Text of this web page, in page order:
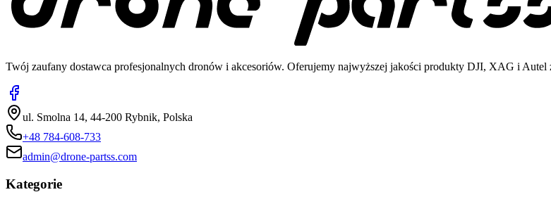
Twój zaufany dostawca profesjonalnych dronów i akcesoriów. Oferujemy najwyższej jakości produkty DJI, XAG i Autel
ul. Smolna 14, 44-200 Rybnik, Polska
+48 784-608-733
admin@drone-partss.com
Kategorie